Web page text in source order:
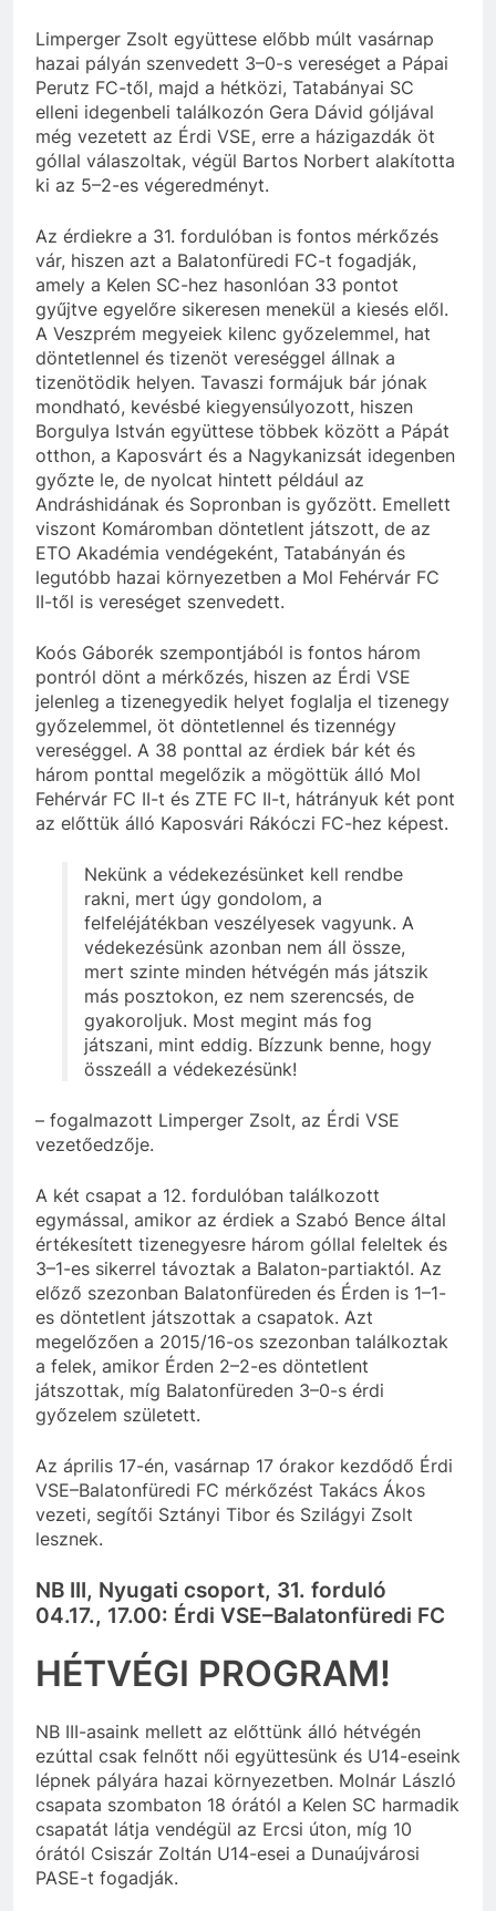
Limperger Zsolt együttese előbb múlt vasárnap
hazai pályán szenvedett 3–0-s vereséget a Pápai
Perutz FC-től, majd a hétközi, Tatabányai SC
elleni idegenbeli találkozón Gera Dávid góljával
még vezetett az Érdi VSE, erre a házigazdák öt
góllal válaszoltak, végül Bartos Norbert alakította
ki az 5–2-es végeredményt.
Az érdiekre a 31. fordulóban is fontos mérkőzés
vár, hiszen azt a Balatonfüredi FC-t fogadják,
amely a Kelen SC-hez hasonlóan 33 pontot
gyűjtve egyelőre sikeresen menekül a kiesés elől.
A Veszprém megyeiek kilenc győzelemmel, hat
döntetlennel és tizenöt vereséggel állnak a
tizenötödik helyen. Tavaszi formájuk bár jónak
mondható, kevésbé kiegyensúlyozott, hiszen
Borgulya István együttese többek között a Pápát
otthon, a Kaposvárt és a Nagykanizsát idegenben
győzte le, de nyolcat hintett például az
Andráshidának és Sopronban is győzött. Emellett
viszont Komáromban döntetlent játszott, de az
ETO Akadémia vendégeként, Tatabányán és
legutóbb hazai környezetben a Mol Fehérvár FC
II-től is vereséget szenvedett.
Koós Gáborék szempontjából is fontos három
pontról dönt a mérkőzés, hiszen az Érdi VSE
jelenleg a tizenegyedik helyet foglalja el tizenegy
győzelemmel, öt döntetlennel és tizennégy
vereséggel. A 38 ponttal az érdiek bár két és
három ponttal megelőzik a mögöttük álló Mol
Fehérvár FC II-t és ZTE FC II-t, hátrányuk két pont
az előttük álló Kaposvári Rákóczi FC-hez képest.
Nekünk a védekezésünket kell rendbe
rakni, mert úgy gondolom, a
felfeléjátékban veszélyesek vagyunk. A
védekezésünk azonban nem áll össze,
mert szinte minden hétvégén más játszik
más posztokon, ez nem szerencsés, de
gyakoroljuk. Most megint más fog
játszani, mint eddig. Bízzunk benne, hogy
összeáll a védekezésünk!
– fogalmazott Limperger Zsolt, az Érdi VSE
vezetőedzője.
A két csapat a 12. fordulóban találkozott
egymással, amikor az érdiek a Szabó Bence által
értékesített tizenegyesre három góllal feleltek és
3–1-es sikerrel távoztak a Balaton-partiaktól. Az
előző szezonban Balatonfüreden és Érden is 1–1-
es döntetlent játszottak a csapatok. Azt
megelőzően a 2015/16-os szezonban találkoztak
a felek, amikor Érden 2–2-es döntetlent
játszottak, míg Balatonfüreden 3–0-s érdi
győzelem született.
Az április 17-én, vasárnap 17 órakor kezdődő Érdi
VSE–Balatonfüredi FC mérkőzést Takács Ákos
vezeti, segítői Sztányi Tibor és Szilágyi Zsolt
lesznek.
NB III, Nyugati csoport, 31. forduló
04.17., 17.00: Érdi VSE–Balatonfüredi FC
HÉTVÉGI PROGRAM!
NB III-asaink mellett az előttünk álló hétvégén
ezúttal csak felnőtt női együttesünk és U14-eseink
lépnek pályára hazai környezetben. Molnár László
csapata szombaton 18 órától a Kelen SC harmadik
csapatát látja vendégül az Ercsi úton, míg 10
órától Csiszár Zoltán U14-esei a Dunaújvárosi
PASE-t fogadják.